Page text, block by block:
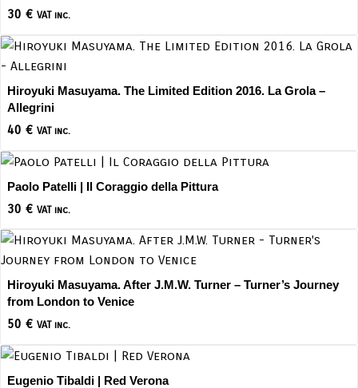
30 € VAT inc.
Hiroyuki Masuyama. The Limited Edition 2016. La Grola –
Allegrini
40 € VAT inc.
Paolo Patelli | Il Coraggio della Pittura
30 € VAT inc.
Hiroyuki Masuyama. After J.M.W. Turner – Turner’s Journey
from London to Venice
50 € VAT inc.
Eugenio Tibaldi | Red Verona